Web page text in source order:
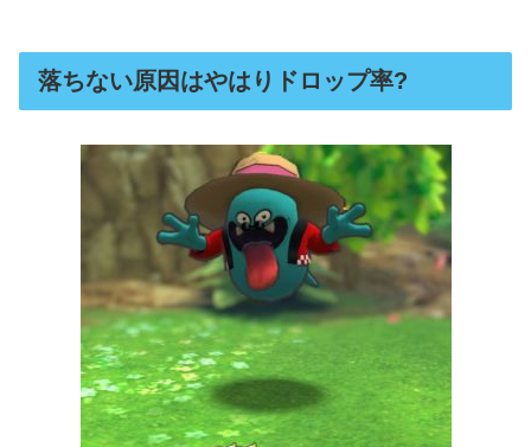
落ちない原因はやはりドロップ率?